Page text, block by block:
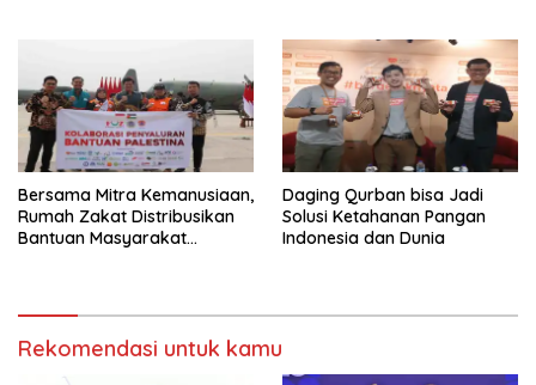
Bersama Mitra Kemanusiaan,
Rumah Zakat Distribusikan
Bantuan Masyarakat
Daging Qurban bisa Jadi
Solusi Ketahanan Pangan
Indonesia dan Dunia
Rekomendasi untuk kamu